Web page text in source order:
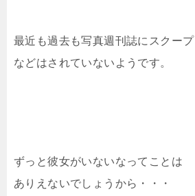
最近も過去も写真週刊誌にスクープ
などはされていないようです。
ずっと彼女がいないなってことは
ありえないでしょうから・・・